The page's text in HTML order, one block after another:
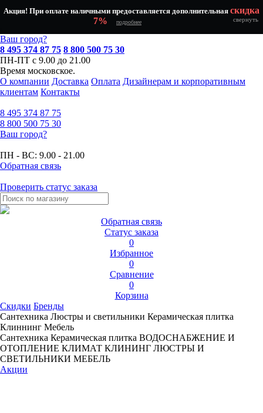
Акция! При оплате наличными предоставляется дополнительная скидка
7%
подробнее свернуть
Ваш город?
8 495 374 87 75 8 800 500 75 30
ПН-ПТ с 9.00 до 21.00
Время московское.
О компании Доставка Оплата Дизайнерам и корпоративным
клиентам Контакты
8 495 374 87 75
8 800 500 75 30
Ваш город?
ПН - ВС: 9.00 - 21.00
Обратная связь
Проверить статус заказа
Обратная связь
Статус заказа
0
Избранное
0
Сравнение
0
Корзина
Скидки Бренды
Сантехника Люстры и светильники Керамическая плитка
Клиннинг Мебель
Сантехника Керамическая плитка ВОДОСНАБЖЕНИЕ И
ОТОПЛЕНИЕ КЛИМАТ КЛИНИНГ ЛЮСТРЫ И
СВЕТИЛЬНИКИ МЕБЕЛЬ
Акции